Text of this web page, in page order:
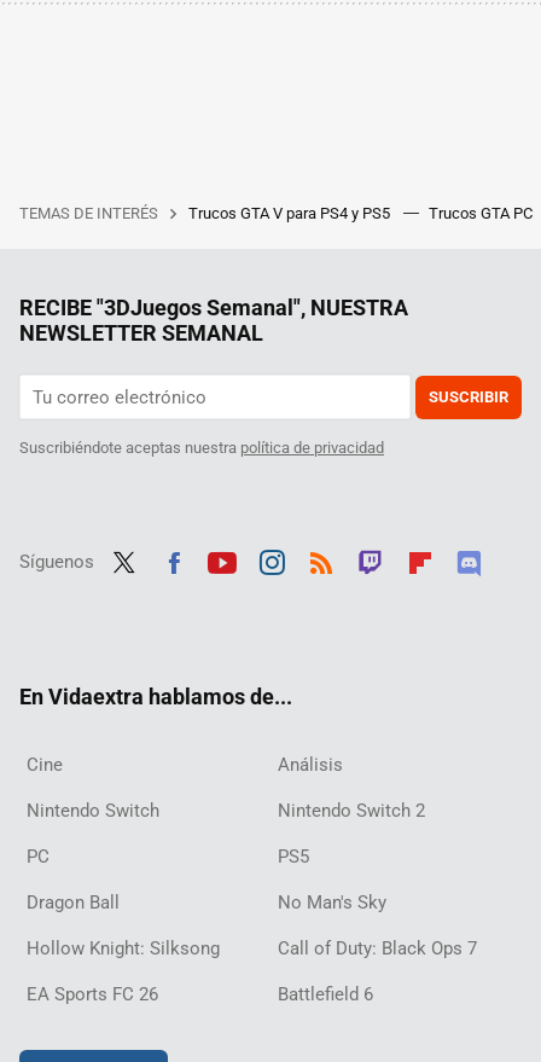
TEMAS DE INTERÉS Trucos GTA V para PS4 y PS5 Trucos GTA PC
RECIBE "3DJuegos Semanal", NUESTRA
NEWSLETTER SEMANAL
SUSCRIBIR
Suscribiéndote aceptas nuestra política de privacidad
Síguenos
En Vidaextra hablamos de...
Cine Análisis
Nintendo Switch Nintendo Switch 2
PC PS5
Dragon Ball No Man's Sky
Hollow Knight: Silksong Call of Duty: Black Ops 7
EA Sports FC 26 Battlefield 6